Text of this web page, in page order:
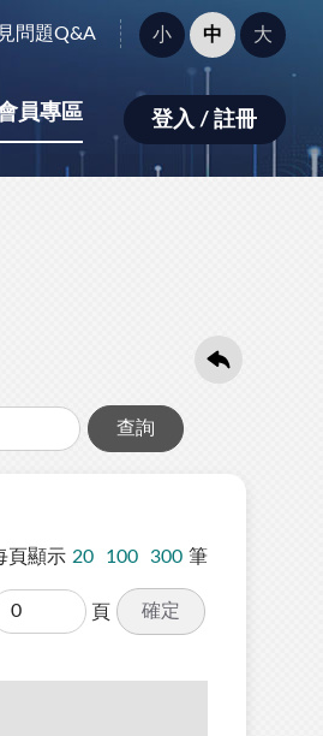
問題Q&A
字
型
小：
小 中 大
員專區 登入 / 註冊
查詢
頁顯示 20 100 300 筆
頁 確定